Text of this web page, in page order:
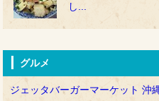
し...
グルメ
ジェッタバーガーマーケット 沖